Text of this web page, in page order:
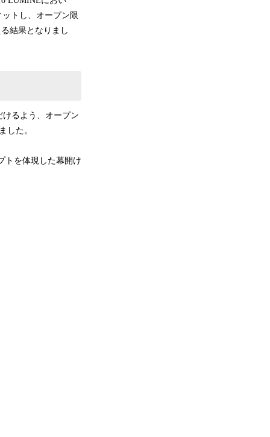
トし、オープン限
結果となりまし
るよう、オープン
した。
トを体現した幕開け